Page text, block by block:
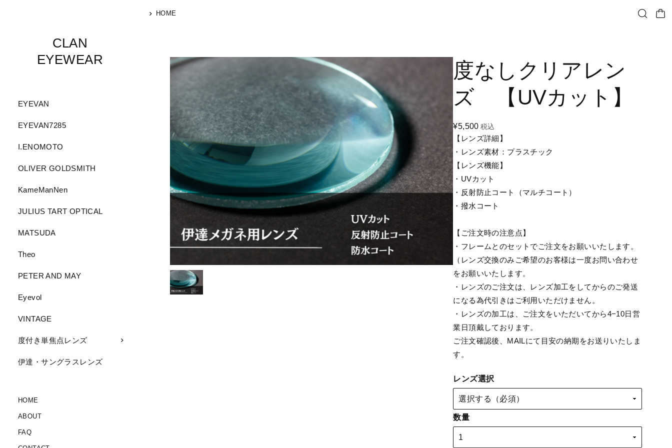
CLAN
EYEWEAR
EYEVAN
EYEVAN7285
I.ENOMOTO
OLIVER GOLDSMITH
KameManNen
JULIUS TART OPTICAL
MATSUDA
Theo
PETER AND MAY
Eyevol
VINTAGE
度付き単焦点レンズ
伊達・サングラスレンズ
HOME
ABOUT
FAQ
HOME
度なしクリアレン
ズ 【UVカット】
¥5,500 税込
【レンズ詳細】
・レンズ素材：プラスチック
【レンズ機能】
・UVカット
・反射防止コート（マルチコート）
・撥水コート
【ご注文時の注意点】
・フレームとのセットでご注文をお願いいたします。
（レンズ交換のみご希望のお客様は一度お問い合わせ
をお願いいたします。
・レンズのご注文は、レンズ加工をしてからのご発送
になる為代引きはご利用いただけません。
・レンズの加工は、ご注文をいただいてから4−10日営
業日頂戴しております。
ご注文確認後、MAILにて目安の納期をお送りいたしま
す。
レンズ選択
数量